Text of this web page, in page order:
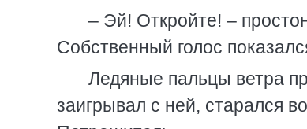
– Эй! Откройте! –
Собственный голос
Ледяные пальцы ветра
заигрывал с ней, старался